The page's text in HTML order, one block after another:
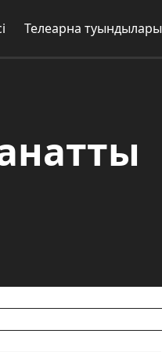
Телеарна туындылары